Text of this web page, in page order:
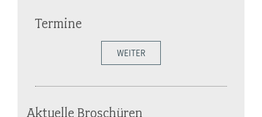
Termine
WEITER
Aktuelle Broschüren